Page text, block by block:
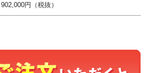
902,000円（税抜）